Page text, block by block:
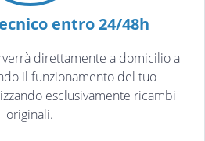
entro 24/48h
direttamente a domicilio a
il funzionamento del tuo
esclusivamente ricambi
originali.